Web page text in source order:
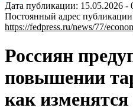
Дата публикации: 15.05.2026 -
Постоянный адрес
https://fedpress.ru/news/77/
Россиян
повышении
как изменятся